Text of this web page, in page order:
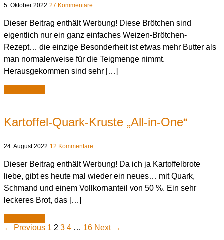
5. Oktober 2022 27 Kommentare
Dieser Beitrag enthält Werbung! Diese Brötchen sind
eigentlich nur ein ganz einfaches Weizen-Brötchen-
Rezept… die einzige Besonderheit ist etwas mehr Butter als
man normalerweise für die Teigmenge nimmt.
Herausgekommen sind sehr […]
Kartoffel-Quark-Kruste „All-in-One“
24. August 2022 12 Kommentare
Dieser Beitrag enthält Werbung! Da ich ja Kartoffelbrote
liebe, gibt es heute mal wieder ein neues… mit Quark,
Schmand und einem Vollkornanteil von 50 %. Ein sehr
leckeres Brot, das […]
← Previous 1 2 3 4 … 16 Next →